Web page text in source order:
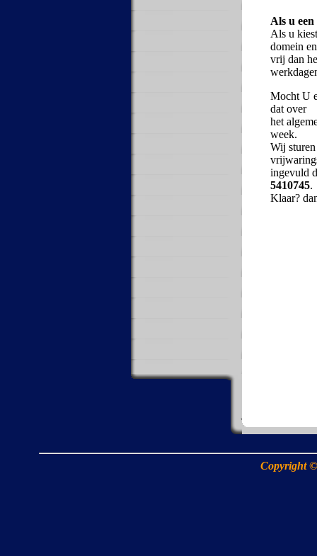
Als u
Als u
domein
vrij dan
Mocht U
dat over
het
week.
Wij
ingevuld
5410745.
Klaar?
Copyright ©